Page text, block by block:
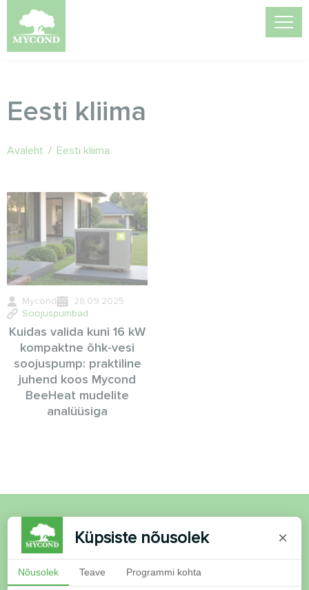
Eesti kliima
Avaleht / Eesti kliima
Mycond
28.09.2025
Soojuspumbad
Kuidas valida kuni 16 kW
kompaktne õhk-vesi
soojuspump: praktiline
juhend koos Mycond
BeeHeat mudelite
analüüsiga
Soovid osta või on
küsimusi?
Küpsiste nõusolek ×
Nõusolek Teave Programmi kohta